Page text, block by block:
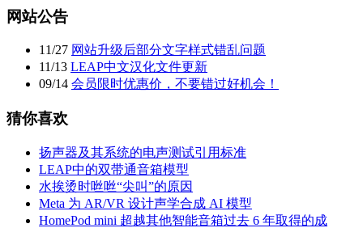
网站公告
11/27 网站升级后部分文字样式错乱问题
11/13 LEAP中文汉化文件更新
09/14 会员限时优惠价，不要错过好机会！
猜你喜欢
扬声器及其系统的电声测试引用标准
LEAP中的双带通音箱模型
水挨烫时咝咝“尖叫”的原因
Meta 为 AR/VR 设计声学合成 AI 模型
HomePod mini 超越其他智能音箱过去 6 年取得的成